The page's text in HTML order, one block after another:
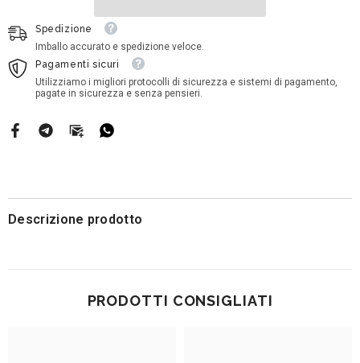
Spedizione
Imballo accurato e spedizione veloce.
Pagamenti sicuri
Utilizziamo i migliori protocolli di sicurezza e sistemi di pagamento,
pagate in sicurezza e senza pensieri.
Descrizione prodotto
PRODOTTI CONSIGLIATI